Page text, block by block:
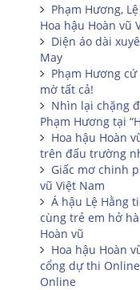
Phạm Hương,
Hoa hậu Hoàn vũ
Diện áo dài
May
Phạm Hương
mờ tất cả!
Nhìn lại chặng
Phạm Hương tại
Hoa hậu Hoàn
trên đấu trường
Giấc mơ chinh
vũ Việt Nam
Á hậu Lệ Hằng
cùng trẻ em hở
Hoàn vũ
Hoa hậu Hoàn
cổng dự thi
Online